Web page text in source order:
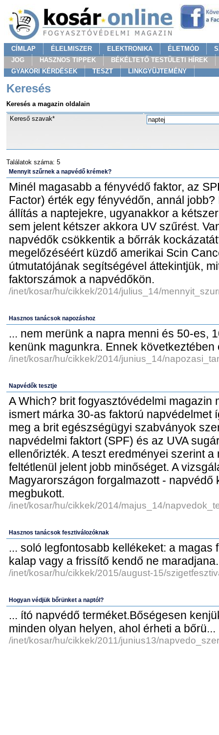
CÍMLAP ÉLELMISZER ELEKTRONIKA ÉLETMÓD
JOG
HASZNOS TIPPEK
BÉKÉLTETŐ TESTÜLETI HÍREK
GYAKORI KÉRDÉSEK
TESZT LINKGYÜJTEMÉNY
Keresés
Keresés a magazin oldalain
Kereső szavak*
Találatok száma: 5
Mennyit szűrnek a napvédő krémek?
Minél magasabb a fényvédő faktor, az
Factor) érték egy fényvédőn, annál
állítás a naptejekre, ugyanakkor a
sem jelent kétszer akkora UV szűrést.
napvédők csökkentik a bőrrák
megelőzéséért küzdő amerikai Scin
útmutatójának segítségével áttekintjük,
faktorszámok a napvédőkön.
/inet/kosar/hu/cikkek/2014/julius_14/
Hasznos tanácsok napozáshoz
... nem merünk a napra menni és 50-es,
kenünk magunkra. Ennek következtében
/inet/kosar/hu/cikkek/2014/junius_14/
Napvédők tesztje
A Which? brit fogyasztóvédelmi magazin
ismert márka 30-as faktorú napvédelmet
meg a brit egészségügyi szabványok
napvédelmi faktort (SPF) és az UVA
ellenőrizték. A teszt eredményei szerint a
feltétlenül jelent jobb minőséget. A
Magyarországon forgalmazott - napvédő
megbukott.
/inet/kosar/hu/cikkek/2014/majus_14/
Hasznos tanácsok fesztiválozóknak
... soló legfontosabb kellékeket: a
kalap vagy a frissítő kendő ne
/inet/kosar/hu/cikkek/2015/august-15/
Hogyan védjük bőrünket a naptól?
... ító napvédő terméket.Bőségesen
minden olyan helyen, ahol érheti a bőrü...
/inet/kosar/hu/cikkek/2011/junius13/